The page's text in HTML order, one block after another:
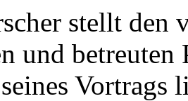
stellt den
und
Vortrags